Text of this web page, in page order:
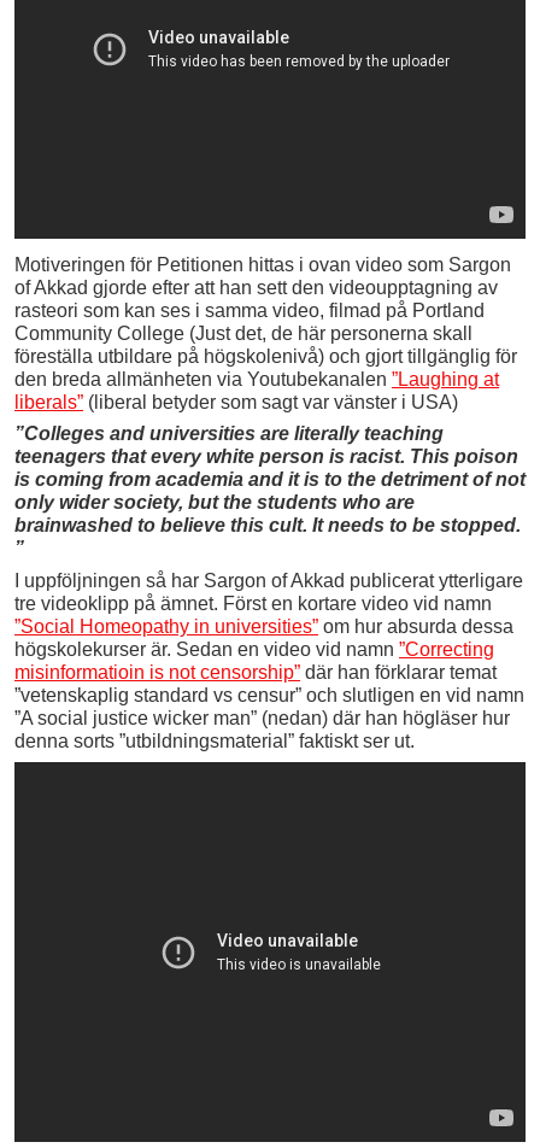
Motiveringen för Petitionen hittas i ovan video som Sargon
of Akkad gjorde efter att han sett den videoupptagning av
rasteori som kan ses i samma video, filmad på Portland
Community College (Just det, de här personerna skall
föreställa utbildare på högskolenivå) och gjort tillgänglig för
den breda allmänheten via Youtubekanalen ”Laughing at
liberals” (liberal betyder som sagt var vänster i USA)
”Colleges and universities are literally teaching
teenagers that every white person is racist. This poison
is coming from academia and it is to the detriment of not
only wider society, but the students who are
brainwashed to believe this cult. It needs to be stopped.
”
I uppföljningen så har Sargon of Akkad publicerat ytterligare
tre videoklipp på ämnet. Först en kortare video vid namn
”Social Homeopathy in universities” om hur absurda dessa
högskolekurser är. Sedan en video vid namn ”Correcting
misinformatioin is not censorship” där han förklarar temat
”vetenskaplig standard vs censur” och slutligen en vid namn
”A social justice wicker man” (nedan) där han högläser hur
denna sorts ”utbildningsmaterial” faktiskt ser ut.